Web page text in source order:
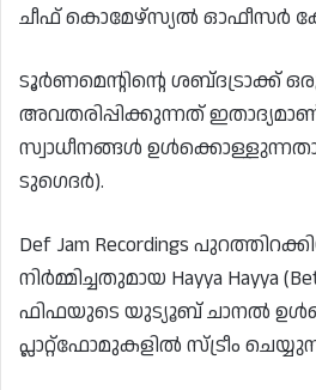
ചീഫ് കൊമേഴ്‌സ്യൽ ഓഫീസർ
ടൂർണമെന്റിന്റെ ശബ്‌ദട്രാക്ക്
അവതരിപ്പിക്കുന്നത് ഇതാദ്യമാണ്.
സ്വാധീനങ്ങൾ
ടുഗെദർ).
Def Jam Recordings
നിർമ്മിച്ചതുമായ Hayya Hayya
ഫിഫയുടെ യുട്യൂബ് ചാനൽ
പ്ലാറ്റ്‌ഫോമുകളിൽ സ്ട്രീം